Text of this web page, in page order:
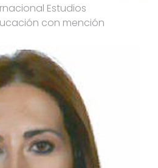
Estudios
con mención